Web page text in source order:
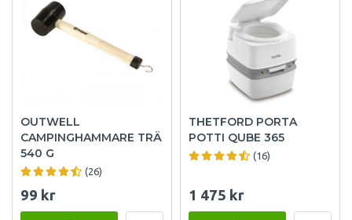
OUTWELL
CAMPINGHAMMARE TRÄ
540 G
(26)
99 kr
THETFORD PORTA
POTTI QUBE 365
(16)
1 475 kr